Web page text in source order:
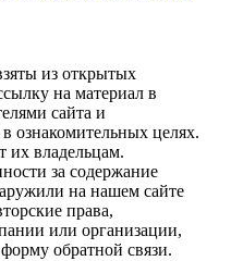
из открытых
на материал в
сайта и
ознакомительных целях.
их владельцам.
за содержание
на нашем сайте
права,
или организации,
обратной связи.